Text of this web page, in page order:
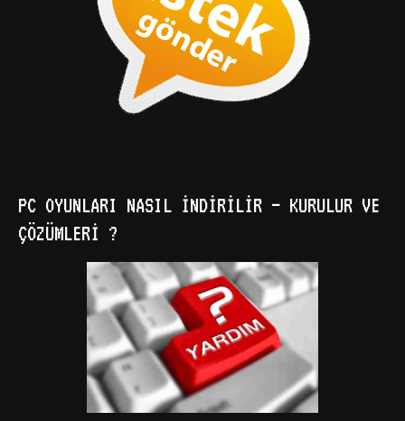
PC OYUNLARI NASIL İNDIRILIR – KURULUR VE
ÇÖZÜMLERI ?